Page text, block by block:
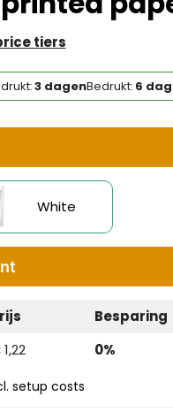
tiers
3 dagenBedrukt: 6
White
Besparing
0%
setup costs